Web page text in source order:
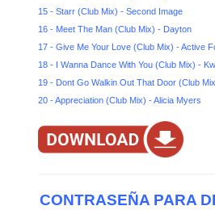
15 - Starr (Club Mix) - Second Image
16 - Meet The Man (Club Mix) - Dayton
17 - Give Me Your Love (Club Mix) - Active
18 - I Wanna Dance With You (Club Mix) -
19 - Dont Go Walkin Out That Door (Club
20 - Appreciation (Club Mix) - Alicia Myers
CONTRASEÑA PARA